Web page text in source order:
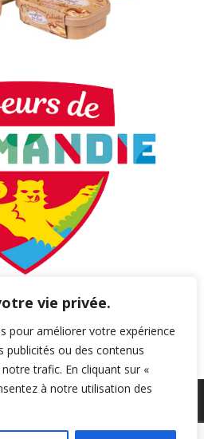
vie privée.
pour améliorer votre expérience
publicités ou des contenus
trafic. En cliquant sur «
à notre utilisation des